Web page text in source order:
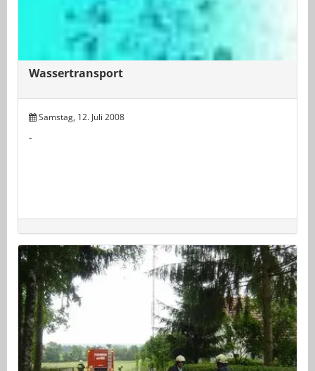
Wassertransport
Samstag, 12. Juli 2008
-